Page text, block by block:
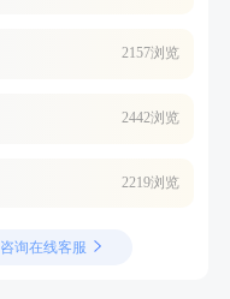
2157浏览
2442浏览
2219浏览
咨询在线客服